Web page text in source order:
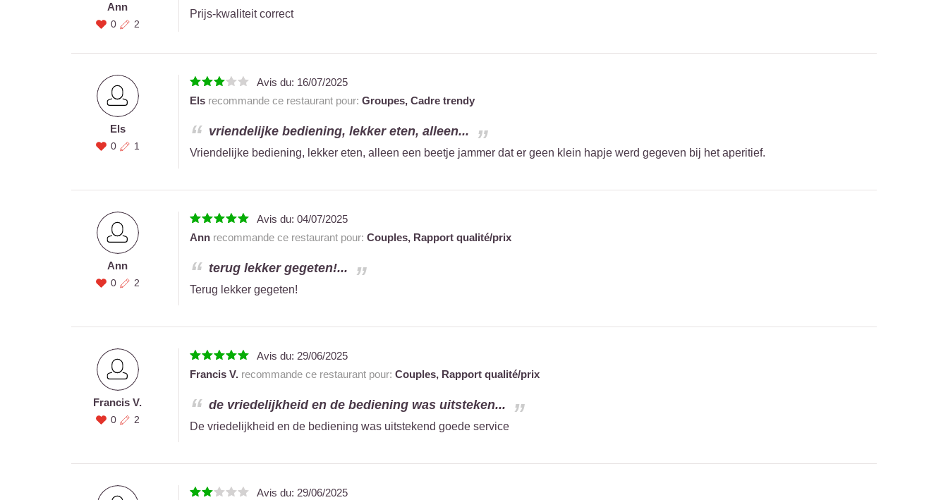
Ann
0 2
Prijs-kwaliteit correct
Els
0 1
Avis du: 16/07/2025
Elsrecommande ce restaurant pour: Groupes, Cadre trendy
vriendelijke bediening, lekker eten, alleen...
Vriendelijke bediening, lekker eten, alleen een beetje jammer dat er geen klein hapje werd gegeven bij het aperitief.
Ann
0 2
Avis du: 04/07/2025
Annrecommande ce restaurant pour: Couples, Rapport qualité/prix
terug lekker gegeten!...
Terug lekker gegeten!
Francis V.
0 2
Avis du: 29/06/2025
Francis V.recommande ce restaurant pour: Couples, Rapport qualité/prix
de vriedelijkheid en de bediening was uitsteken...
De vriedelijkheid en de bediening was uitstekend goede service
Avis du: 29/06/2025